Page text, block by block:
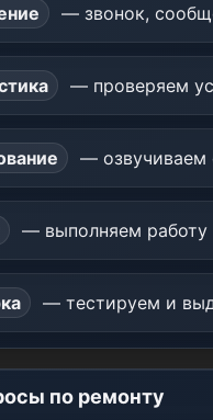
— звонок,
— проверяем
— озвучиваем
— выполняем работу
— тестируем и
по ремонту